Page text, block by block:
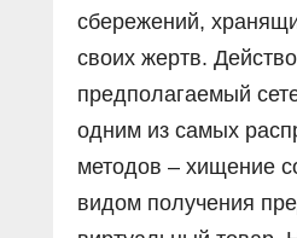
сбережений,
своих жертв.
предполагаемый
одним из самых
методов – хищение
видом получения